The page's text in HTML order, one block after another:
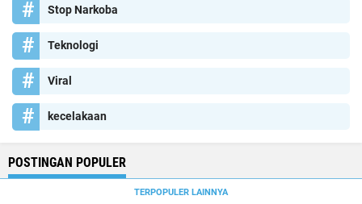
Stop Narkoba
Teknologi
Viral
kecelakaan
POSTINGAN POPULER
TERPOPULER LAINNYA